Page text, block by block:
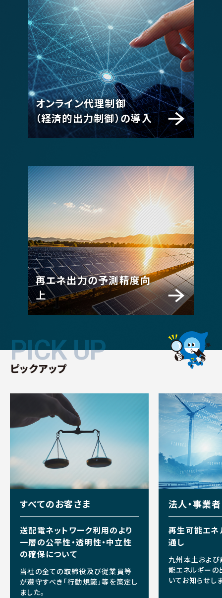
オンライン代理制御
（経済的出力制御）の導入
再エネ出力の予測精度向
上
PICK UP
PICK UP
ピックアップ
すべてのお客さま
送配電ネットワーク利用のより
一層の公平性・透明性・中立性
の確保について
当社の全ての取締役及び従業員等
が遵守すべき「行動規範」等を策定し
ました。
法人・事業
再生可能エ
通し
九州本土およ
能エネルギー
いてお知らせし